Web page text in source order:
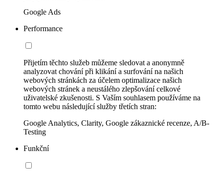
Google Ads
Performance
Přijetím těchto služeb můžeme sledovat a anonymně
analyzovat chování při klikání a surfování na našich
webových stránkách za účelem optimalizace našich
webových stránek a neustálého zlepšování celkové
uživatelské zkušenosti. S Vaším souhlasem používáme na
tomto webu následující služby třetích stran:
Google Analytics, Clarity, Google zákaznické recenze, A/B-
Testing
Funkční